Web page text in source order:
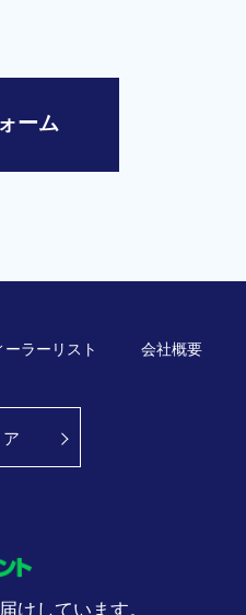
ーム
ーラーリスト 会社概要
けしています。